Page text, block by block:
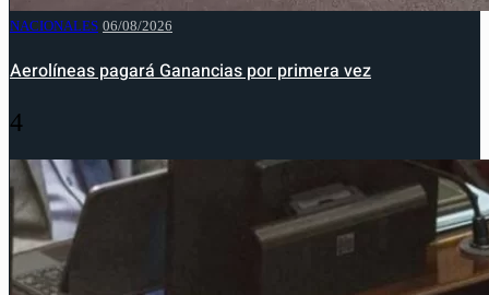
NACIONALES 06/08/2026
Aerolíneas pagará Ganancias por primera vez
4